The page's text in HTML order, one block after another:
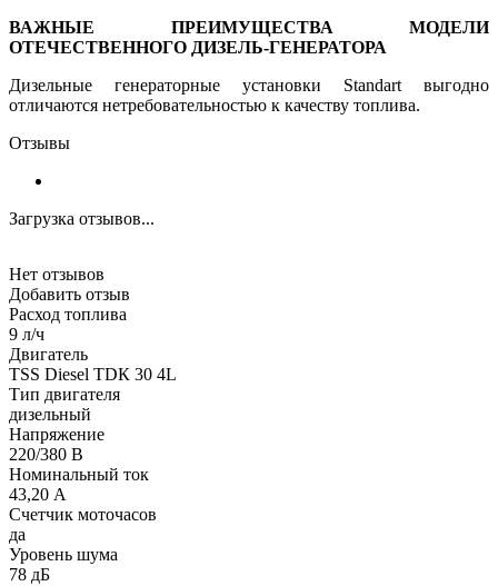
ВАЖНЫЕ ПРЕИМУЩЕСТВА МОДЕЛИ
ОТЕЧЕСТВЕННОГО ДИЗЕЛЬ-ГЕНЕРАТОРА
Дизельные генераторные установки Standart выгодно
отличаются нетребовательностью к качеству топлива.
Отзывы
Загрузка отзывов...
Нет отзывов
Добавить отзыв
Расход топлива
9 л/ч
Двигатель
TSS Diesel TDК 30 4L
Тип двигателя
дизельный
Напряжение
220/380 В
Номинальный ток
43,20 А
Счетчик моточасов
да
Уровень шума
78 дБ